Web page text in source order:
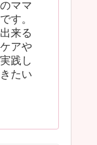
ママ
す。
来る
アや
践し
たい